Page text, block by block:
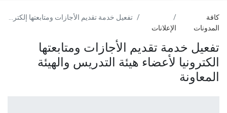
كافة
المدونات
الإعلانات
تفعيل خدمة تقديم الأجازات ومتابعتها إلكترونيا
تفعيل خدمة تقديم الأجازات ومتابعتها
الكترونيا لأعضاء هيئة التدريس والهيئة
المعاونة